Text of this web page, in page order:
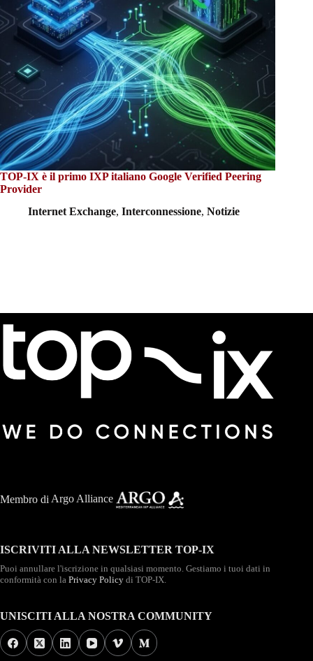
TOP-IX è il primo IXP italiano Google Verified Peering
Provider
Internet Exchange, Interconnessione, Notizie
Membro di Argo Alliance
ISCRIVITI ALLA NEWSLETTER TOP-IX
Puoi annullare l'iscrizione in qualsiasi momento. Gestiamo i tuoi dati in
conformità con la Privacy Policy di TOP-IX.
UNISCITI ALLA NOSTRA COMMUNITY